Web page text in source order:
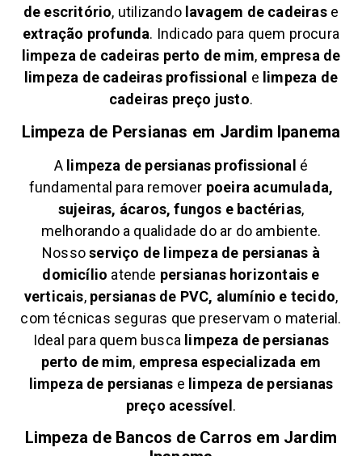
de escritório, utilizando lavagem de cadeirase
extração profunda. Indicado para quem procura
limpeza de cadeiras perto de mim, empresa de
limpeza de cadeiras profissional e limpeza de
cadeiras preço justo.
Limpeza de Persianas em Jardim Ipanema
A limpeza de persianas profissional é
fundamental para remover poeira acumulada,
sujeiras, ácaros, fungos e bactérias,
melhorando a qualidade do ar do ambiente.
Nossoserviço de limpeza de persianas à
domicílio atende persianas horizontais e
verticais, persianas de PVC, alumínio e tecido,
com técnicas seguras que preservam o material.
Ideal para quem busca limpeza de persianas
perto de mim, empresa especializada em
limpeza de persianas e limpeza de persianas
preço acessível.
Limpeza de Bancos de Carros em Jardim